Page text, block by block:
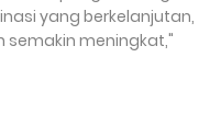
yang berkelanjutan,
semakin meningkat,"